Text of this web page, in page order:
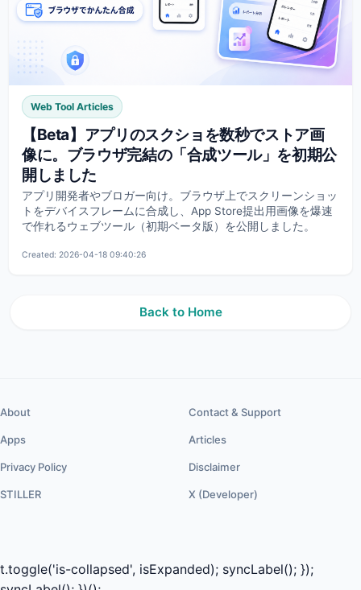
Web Tool Articles
【Beta】アプリのスクショを数秒でストア画
像に。ブラウザ完結の「合成ツール」を初期公
開しました
アプリ開発者やブロガー向け。ブラウザ上でスクリーンショッ
トをデバイスフレームに合成し、App Store提出用画像を爆速
で作れるウェブツール（初期ベータ版）を公開しました。
Created: 2026-04-18 09:40:26
Back to Home
About Contact & Support
Apps Articles
Privacy Policy Disclaimer
STILLER X (Developer)
t.toggle('is-collapsed', isExpanded); syncLabel(); });